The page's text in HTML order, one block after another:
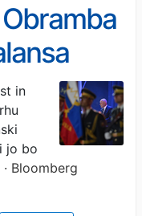
pomeni
in
jo bo
· Bloomberg